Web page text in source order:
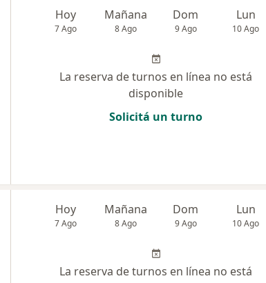
Hoy
7 Ago
Mañana
8 Ago
Dom
9 Ago
Lun
10 Ago
La reserva de turnos en línea no está
disponible
Solicitá un turno
Hoy
7 Ago
Mañana
8 Ago
Dom
9 Ago
Lun
10 Ago
La reserva de turnos en línea no está